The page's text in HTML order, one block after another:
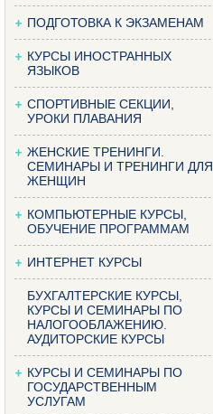
ПОДГОТОВКА К ЭКЗАМЕНАМ
КУРСЫ ИНОСТРАННЫХ
ЯЗЫКОВ
СПОРТИВНЫЕ СЕКЦИИ,
УРОКИ ПЛАВАНИЯ
ЖЕНСКИЕ ТРЕНИНГИ.
СЕМИНАРЫ И ТРЕНИНГИ ДЛЯ
ЖЕНЩИН
КОМПЬЮТЕРНЫЕ КУРСЫ,
ОБУЧЕНИЕ ПРОГРАММАМ
ИНТЕРНЕТ КУРСЫ
БУХГАЛТЕРСКИЕ КУРСЫ,
КУРСЫ И СЕМИНАРЫ ПО
НАЛОГООБЛАЖЕНИЮ.
АУДИТОРСКИЕ КУРСЫ
КУРСЫ И СЕМИНАРЫ ПО
ГОСУДАРСТВЕННЫМ
УСЛУГАМ